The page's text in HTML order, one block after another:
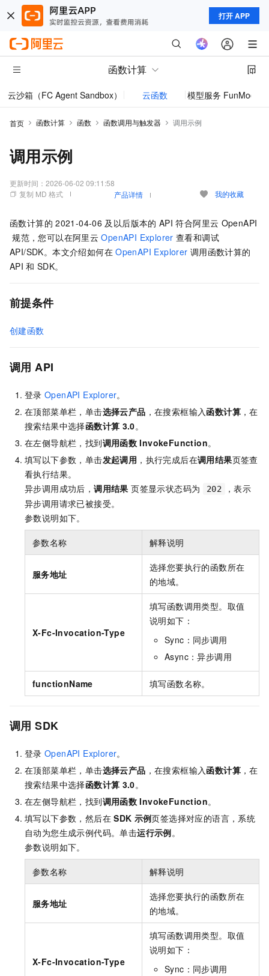
打开 APP
函数计算
云沙箱（FC Agent Sandbox） 云函数 模型服务 FunModel
首页 函数计算 函数 函数调用与触发器 调用示例
调用示例
更新时间： 2026-06-02 09:11:58
复制 MD 格式
产品详情 我的收藏
函数计算的 2021-04-06 及以后版本的 API 符合阿里云 OpenAPI
规范，您可以在阿里云 OpenAPI Explorer 查看和调试
API/SDK。本文介绍如何在 OpenAPI Explorer 调用函数计算的
API 和 SDK。
前提条件
创建函数
调用 API
登录 OpenAPI Explorer。
在顶部菜单栏，单击选择云产品 ，在搜索框输入函数计算 ，在
搜索结果中选择函数计算 3.0。
在左侧导航栏，找到调用函数 InvokeFunction。
填写以下参数，单击发起调用 ，执行完成后在调用结果页签查
看执行结果。
异步调用成功后，调用结果 页签显示状态码为 202
，表示
异步调用请求已被接受。
参数说明如下。
参数名称 解释说明
服务地址
选择您要执行的函数所在
的地域。
X-Fc-Invocation-Type
填写函数调用类型。取值
说明如下：
Sync：同步调用
Async：异步调用
functionName 填写函数名称。
调用 SDK
登录 OpenAPI Explorer。
在顶部菜单栏，单击选择云产品 ，在搜索框输入函数计算 ，在
搜索结果中选择函数计算 3.0。
在左侧导航栏，找到调用函数 InvokeFunction。
填写以下参数，然后在 SDK 示例页签选择对应的语言，系统
自动为您生成示例代码。单击运行示例。
参数说明如下。
参数名称 解释说明
服务地址
选择您要执行的函数所在
的地域。
X-Fc-Invocation-Type
填写函数调用类型。取值
说明如下：
Sync：同步调用